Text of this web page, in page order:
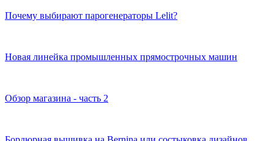
Почему выбирают парогенераторы Lelit?
Новая линейка промышленных прямострочных машин
Обзор магазина - часть 2